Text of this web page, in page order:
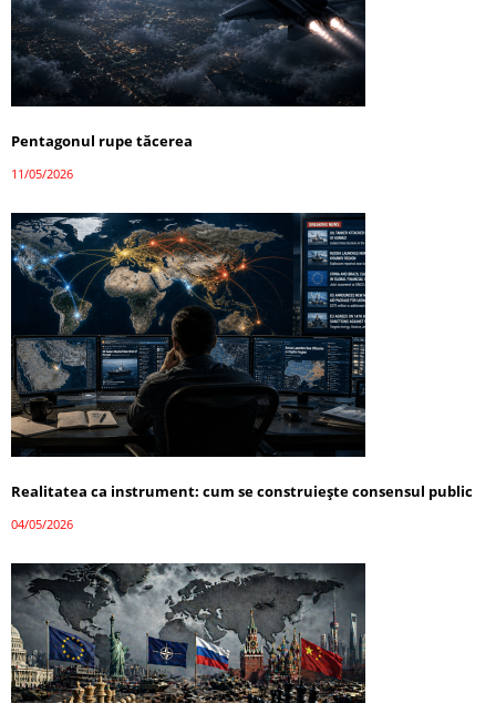
Pentagonul rupe tăcerea
11/05/2026
Realitatea ca instrument: cum se construiește consensul public
04/05/2026